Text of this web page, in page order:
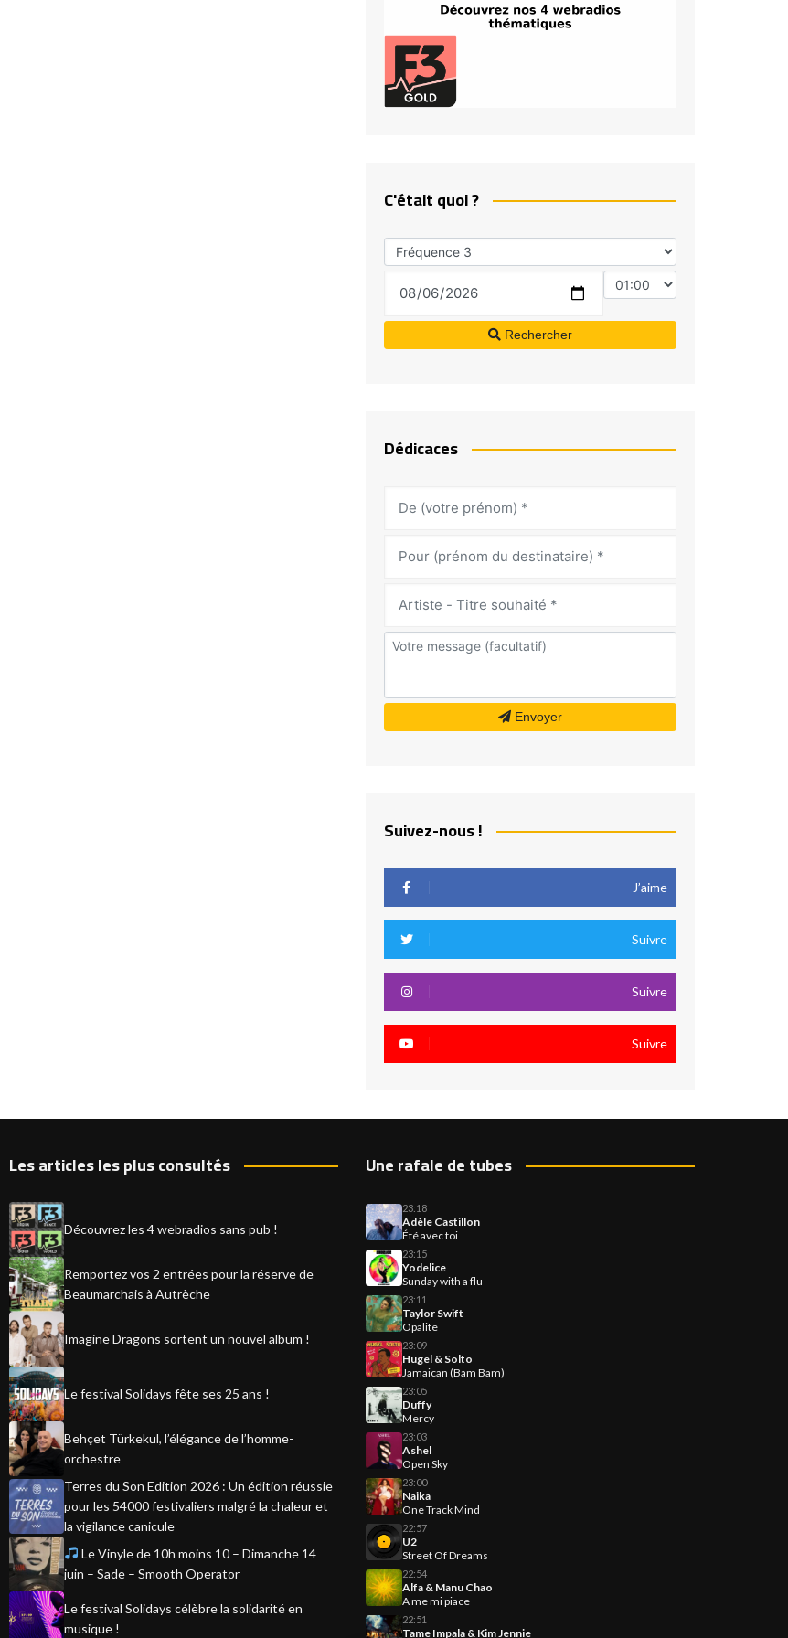
C'était quoi ?
Rechercher
Dédicaces
Envoyer
Suivez-nous !
J’aime
Suivre
Suivre
Suivre
Les articles les plus consultés
Découvrez les 4 webradios sans pub !
Remportez vos 2 entrées pour la réserve de
Beaumarchais à Autrèche
Imagine Dragons sortent un nouvel album !
Le festival Solidays fête ses 25 ans !
Behçet Türkekul, l’élégance de l’homme-
orchestre
Terres du Son Edition 2026 : Un édition réussie
pour les 54000 festivaliers malgré la chaleur et
la vigilance canicule
Le Vinyle de 10h moins 10 – Dimanche 14
juin – Sade – Smooth Operator
Le festival Solidays célèbre la solidarité en
musique !
Une rafale de tubes
23:18
Adèle Castillon
Été avec toi
23:15
Yodelice
Sunday with a flu
23:11
Taylor Swift
Opalite
23:09
Hugel & Solto
Jamaican (Bam Bam)
23:05
Duffy
Mercy
23:03
Ashel
Open Sky
23:00
Naika
One Track Mind
22:57
U2
Street Of Dreams
22:54
Alfa & Manu Chao
A me mi piace
22:51
Tame Impala & Kim Jennie